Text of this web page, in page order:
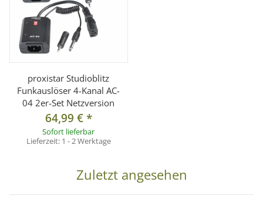
proxistar Studioblitz
Funkauslöser 4-Kanal AC-
04 2er-Set Netzversion
64,99 €*
Sofort lieferbar
Lieferzeit: 1 - 2 Werktage
Zuletzt angesehen